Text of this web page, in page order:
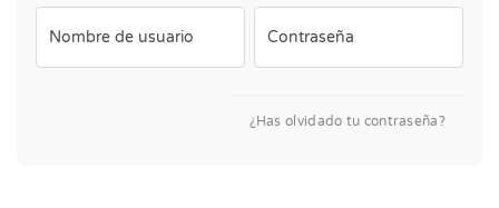
Nombre de usuario Contraseña
¿Has olvidado tu contraseña?